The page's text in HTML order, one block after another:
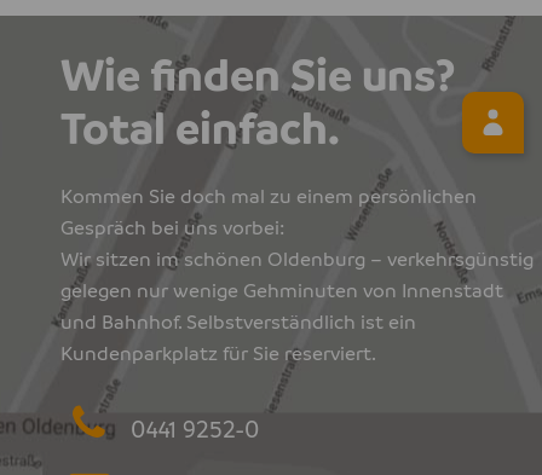
Wie finden Sie uns?
Total einfach.
Kommen Sie doch mal zu einem persönlichen
Gespräch bei uns vorbei:
Wir sitzen im schönen Oldenburg – verkehrsgünstig
gelegen nur wenige Gehminuten von Innenstadt
und Bahnhof. Selbstverständlich ist ein
Kundenparkplatz für Sie reserviert.
0441 9252-0